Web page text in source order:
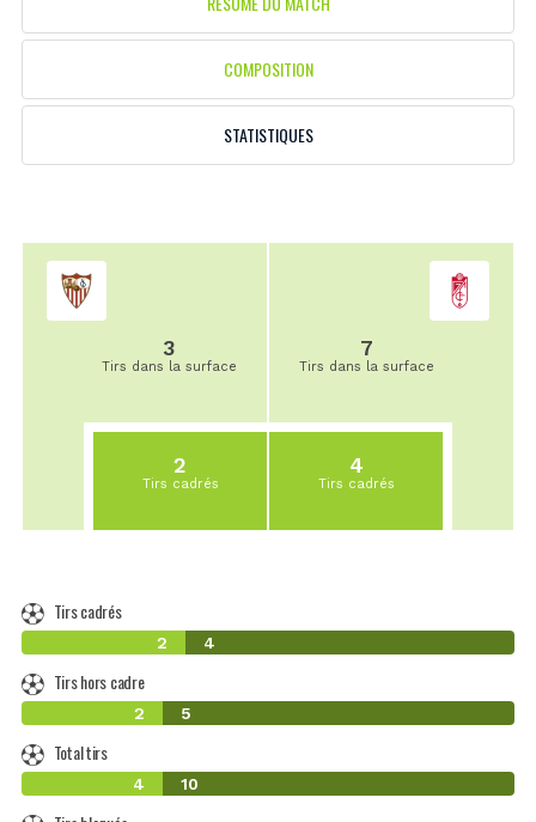
COMPOSITION
STATISTIQUES
3
Tirs dans la surface
2
Tirs cadrés
7
Tirs dans la surface
4
Tirs cadrés
Tirs cadrés
2 4
Tirs hors cadre
2 5
Total tirs
4 10